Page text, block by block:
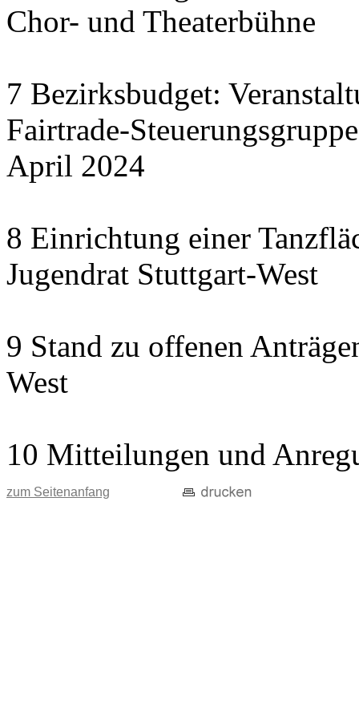
Chor- und Theaterbühne
7 Bezirksbudget:
Fairtrade-
April 2024
8 Einrichtung einer
Jugendrat Stuttgart-West
9 Stand zu offenen
West
10 Mitteilungen und
zum Seitenanfang